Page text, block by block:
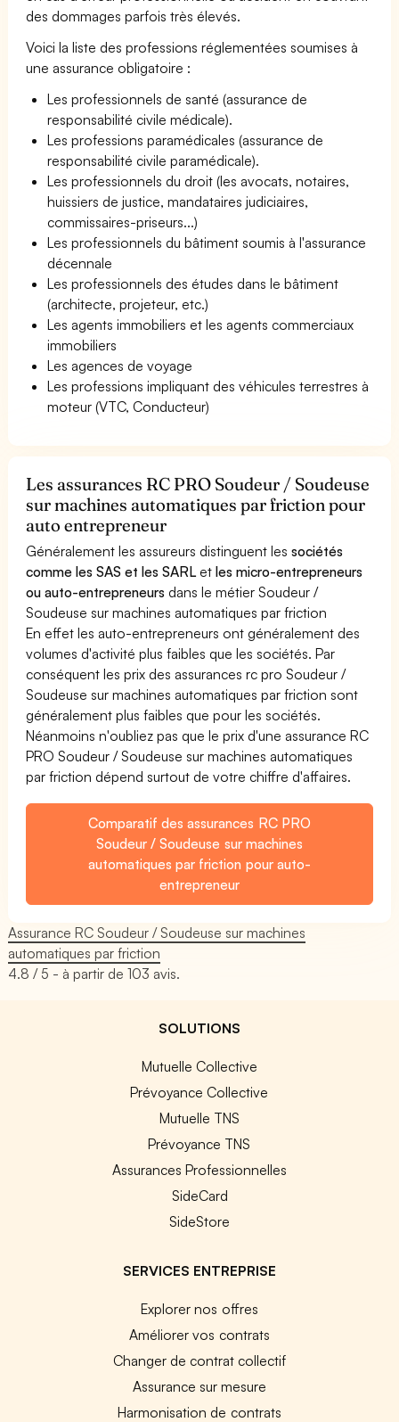
des dommages parfois très élevés.
Voici la liste des professions réglementées soumises à
une assurance obligatoire :
Les professionnels de santé (assurance de
responsabilité civile médicale).
Les professions paramédicales (assurance de
responsabilité civile paramédicale).
Les professionnels du droit (les avocats, notaires,
huissiers de justice, mandataires judiciaires,
commissaires-priseurs...)
Les professionnels du bâtiment soumis à l'assurance
décennale
Les professionnels des études dans le bâtiment
(architecte, projeteur, etc.)
Les agents immobiliers et les agents commerciaux
immobiliers
Les agences de voyage
Les professions impliquant des véhicules terrestres à
moteur (VTC, Conducteur)
Les assurances RC PRO Soudeur / Soudeuse
sur machines automatiques par friction pour
auto entrepreneur
Généralement les assureurs distinguent lessociétés
comme les SAS et les SARL etles micro-entrepreneurs
ou auto-entrepreneurs dans le métier Soudeur /
Soudeuse sur machines automatiques par friction
En effet les auto-entrepreneurs ont généralement des
volumes d'activité plus faibles que les sociétés. Par
conséquent les prix des assurances rc pro Soudeur /
Soudeuse sur machines automatiques par friction sont
généralement plus faibles que pour les sociétés.
Néanmoins n'oubliez pas que le prix d'une assurance RC
PRO Soudeur / Soudeuse sur machines automatiques
par friction dépend surtout de votre chiffre d'affaires.
Comparatif des assurances RC PRO
Soudeur / Soudeuse sur machines
automatiques par friction pour auto-
entrepreneur
Assurance RC Soudeur / Soudeuse sur machines
automatiques par friction
4.8 / 5 - à partir de103 avis.
SOLUTIONS
Mutuelle Collective
Prévoyance Collective
Mutuelle TNS
Prévoyance TNS
Assurances Professionnelles
SideCard
SideStore
SERVICES ENTREPRISE
Explorer nos offres
Améliorer vos contrats
Changer de contrat collectif
Assurance sur mesure
Harmonisation de contrats